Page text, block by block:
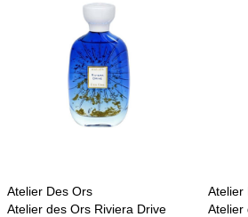
Atelier Des Ors
Atelier des Ors Riviera Drive
Atelier
Atelier